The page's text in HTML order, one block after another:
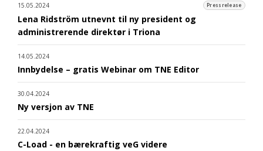
15.05.2024 Pressrelease
Lena Ridström utnevnt til ny president og
administrerende direktør i Triona
14.05.2024
Innbydelse – gratis Webinar om TNE Editor
30.04.2024
Ny versjon av TNE
22.04.2024
C-Load - en bærekraftig veG videre